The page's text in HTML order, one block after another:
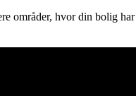
områder, hvor din bolig